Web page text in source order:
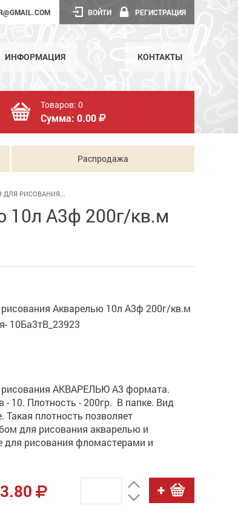
ВОЙТИ РЕГИСТРАЦИЯ
ИНФОРМАЦИЯ КОНТАКТЫ
Товаров: 0
Сумма: 0.00
Распродажа
ДЛЯ РИСОВАНИЯ...
10л А3ф 200г/кв.м
Акварелью 10л А3ф 200г/кв.м
10Ба3тВ_23923
рисования АКВАРЕЛЬЮ А3 формата.
- 10. Плотность - 200гр. В папке. Вид
Такая плотность позволяет
для рисования акварелью и
для рисования фломастерами и